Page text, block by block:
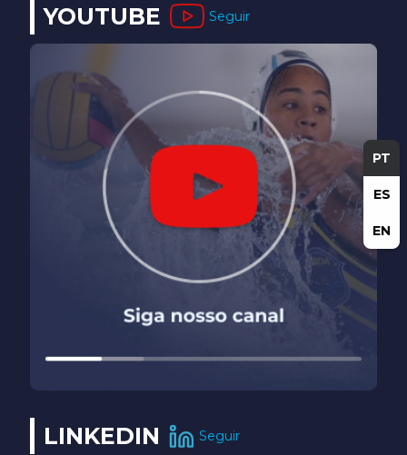
PT
ES
EN
YOUTUBE Seguir
LINKEDIN Seguir